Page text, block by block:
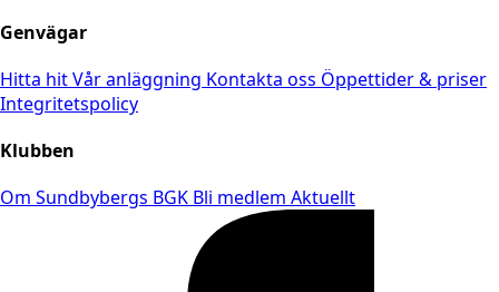
Genvägar
Hitta hitVår anläggning Kontakta oss Öppettider & priser
Integritetspolicy
Klubben
Om Sundbybergs BGK Bli medlem Aktuellt